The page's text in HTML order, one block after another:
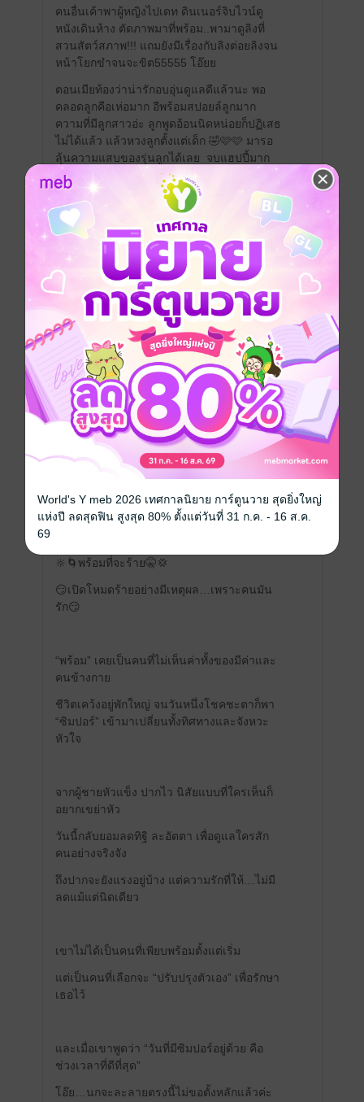
คนอื่นเค้าพาผู้หญิงไปเดท ดินเนอร์จิบไวน์ดู
หนังเดินห้าง ตัดภาพมาที่พร้อม..พามาดูลิงที่
สวนสัตว์สภาพ!!! แถมยังมีเรื่องกับลิงต่อยลิงจน
หน้าโยกขำจนจะขิต55555 โอ๊ยย
ตอนเมียท้องว่าน่ารักอบอุ่นดูแลดีแล้วนะ พอ
คลอดลูกคือเห่อมาก อีพร้อมสปอยล์ลูกมาก
ความที่มีลูกสาวอ่ะ ลูกพูดอ้อนนิดหน่อยก็ปฏิเสธ
ไม่ได้แล้ว แล้วหวงลูกตั้งแต่เด็ก 🤣🩷🩷 มารอ
ลุ้นความแสบของรุ่นลูกได้เลย จบแฮปปี้มาก
กก 👏🫶
เป้นนิยายที่แหวกแนวไม่เหมือนใคร เป็นนิยาย
ที่สอนการใช้ชีวิตเหมือนโลกของความเป็นจริง
เน้นตัวละครพระนางเป็นหลัก เป็นความ
ธรรมดาที่พิเศษ มีอะไรให้น่าติดตามอยู่ตลอด
สนุกและเรียลไม่จำเจ มีความตลกเบาสมอง ไม่
ได้มีปมอะไร เนื้อเรื่องสบายๆ ภาษาก็ลื่นไหล
อ่านเพลินเป็นแสนคำที่คุ้มค่ามากแก่การอ่าน
อยากแนะนำเปิดใจสักนิด มันสนุก น่ารัก อบอุ่น
แล้วคุณจะหลงรักอีพร้อม พระเอกของเรา 😘📖
📌
ติดตามและซับพอร์ตนักเขียนนะค้าบ ส่งกำลัง
ใจพันล้านดวง 💝🌻
ดู 1 ความเห็นย่อย
🔆🌀พร้อมที่จะร้าย🤫💢
😏เปิดโหมดร้ายอย่างมีเหตุผล…เพราะคนมัน
รัก😏
“พร้อม” เคยเป็นคนที่ไม่เห็นค่าทั้งของมีค่าและ
คนข้างกาย
ชีวิตเคว้งอยู่พักใหญ่ จนวันหนึ่งโชคชะตาก็พา
“ซิมปอร์” เข้ามาเปลี่ยนทั้งทิศทางและจังหวะ
หัวใจ
จากผู้ชายหัวแข็ง ปากไว นิสัยแบบที่ใครเห็นก็
อยากเขย่าหัว
วันนี้กลับยอมลดทิฐิ ละอัตตา เพื่อดูแลใครสัก
คนอย่างจริงจัง
ถึงปากจะยังแรงอยู่บ้าง แต่ความรักที่ให้…ไม่มี
ลดแม้แต่นิดเดียว
เขาไม่ได้เป็นคนที่เพียบพร้อมตั้งแต่เริ่ม
แต่เป็นคนที่เลือกจะ “ปรับปรุงตัวเอง” เพื่อรักษา
เธอไว้
และเมื่อเขาพูดว่า “วันที่มีซิมปอร์อยู่ด้วย คือ
ช่วงเวลาที่ดีที่สุด”
โอ๊ย…นกจะละลายตรงนี้ไม่ขอตั้งหลักแล้วค่ะ
World's Y meb 2026 เทศกาลนิยาย การ์ตูนวาย สุดยิ่งใหญ่
แห่งปี ลดสุดฟิน สูงสุด 80% ตั้งแต่วันที่ 31 ก.ค. - 16 ส.ค.
69